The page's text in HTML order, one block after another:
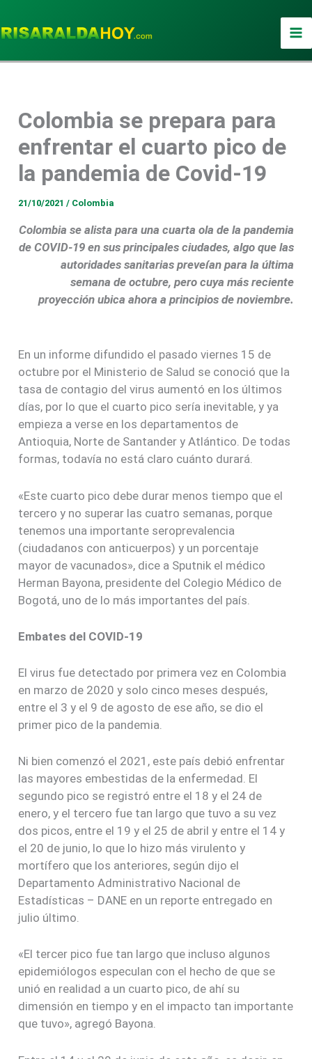
al
contenido
Colombia se prepara para
enfrentar el cuarto pico de
la pandemia de Covid-19
21/10/2021/ Colombia
Colombia se alista para una cuarta ola de la pandemia
de COVID-19 en sus principales ciudades, algo que las
autoridades sanitarias preveían para la última
semana de octubre, pero cuya más reciente
proyección ubica ahora a principios de noviembre.
En un informe difundido el pasado viernes 15 de
octubre por el Ministerio de Salud se conoció que la
tasa de contagio del virus aumentó en los últimos
días, por lo que el cuarto pico sería inevitable, y ya
empieza a verse en los departamentos de
Antioquia, Norte de Santander y Atlántico. De todas
formas, todavía no está claro cuánto durará.
«Este cuarto pico debe durar menos tiempo que el
tercero y no superar las cuatro semanas, porque
tenemos una importante seroprevalencia
(ciudadanos con anticuerpos) y un porcentaje
mayor de vacunados», dice a Sputnik el médico
Herman Bayona, presidente del Colegio Médico de
Bogotá, uno de lo más importantes del país.
Embates del COVID-19
El virus fue detectado por primera vez en Colombia
en marzo de 2020 y solo cinco meses después,
entre el 3 y el 9 de agosto de ese año, se dio el
primer pico de la pandemia.
Ni bien comenzó el 2021, este país debió enfrentar
las mayores embestidas de la enfermedad. El
segundo pico se registró entre el 18 y el 24 de
enero, y el tercero fue tan largo que tuvo a su vez
dos picos, entre el 19 y el 25 de abril y entre el 14 y
el 20 de junio, lo que lo hizo más virulento y
mortífero que los anteriores, según dijo el
Departamento Administrativo Nacional de
Estadísticas – DANE en un reporte entregado en
julio último.
«El tercer pico fue tan largo que incluso algunos
epidemiólogos especulan con el hecho de que se
unió en realidad a un cuarto pico, de ahí su
dimensión en tiempo y en el impacto tan importante
que tuvo», agregó Bayona.